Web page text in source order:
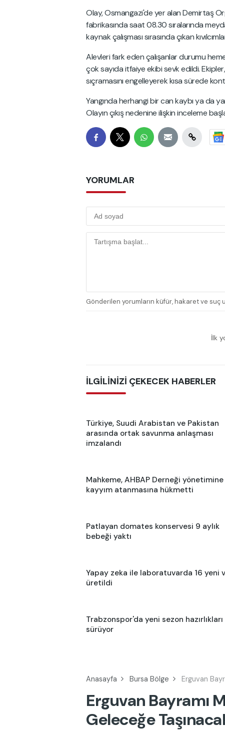
Olay, Osmangazi'de yer alan Demirtaş
fabrikasında saat 08.30 sıralarında
kaynak çalışması sırasında çıkan
Alevleri fark eden çalışanlar durumu
çok sayıda itfaiye ekibi sevk edildi.
sıçramasını engelleyerek kısa sürede
Yangında herhangi bir can kaybı ya da
Olayın çıkış nedenine ilişkin inceleme
YORUMLAR
Gönderilen yorumların küfür, hakaret ve suç
İlk
İLGİLİNİZİ ÇEKECEK HABERLER
Türkiye, Suudi Arabistan ve Pakistan
arasında ortak savunma anlaşması
imzalandı
Mahkeme, AHBAP Derneği yönetimine
kayyım atanmasına hükmetti
Patlayan domates konservesi 9 aylık
bebeği yaktı
Yapay zeka ile laboratuvarda 16 yeni
üretildi
Trabzonspor'da yeni sezon hazırlıkları
sürüyor
Anasayfa Bursa Bölge Erguvan
Erguvan Bayramı
Geleceğe